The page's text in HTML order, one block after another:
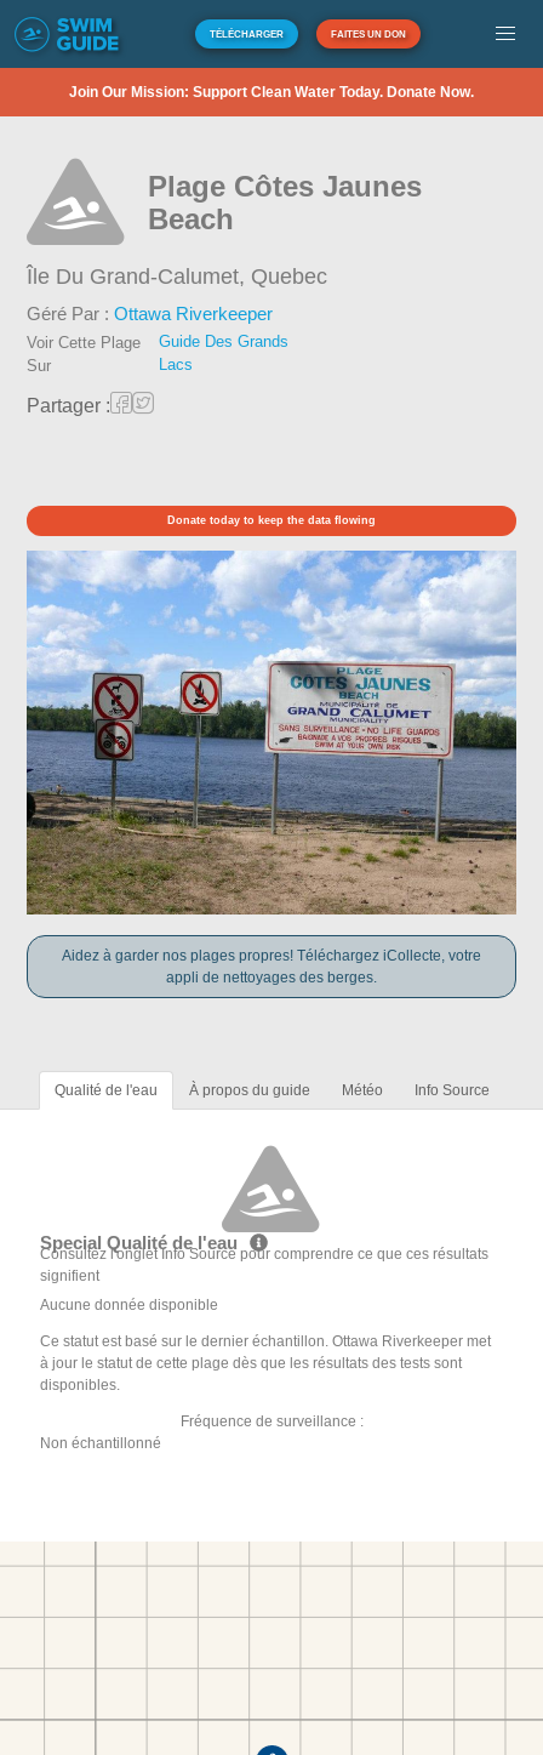
TÉLÉCHARGER FAITES UN DON
Join Our Mission: Support Clean Water Today. Donate Now.
Plage Côtes Jaunes
Beach
Île Du Grand-Calumet, Quebec
Géré Par :Ottawa Riverkeeper
Voir Cette Plage
Sur
Guide Des Grands
Lacs
Partager :
Donate today to keep the data flowing
Aidez à garder nos plages propres! Téléchargez iCollecte, votre
appli de nettoyages des berges.
Qualité de l'eau À propos du guide Météo Info Source
Special Qualité de l'eau
Consultez l'onglet Info Source pour comprendre ce que ces résultats
signifient
Aucune donnée disponible
Ce statut est basé sur le dernier échantillon. Ottawa Riverkeeper met
à jour le statut de cette plage dès que les résultats des tests sont
disponibles.
Fréquence de surveillance :
Non échantillonné